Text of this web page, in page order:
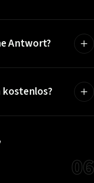
Antwort?
06